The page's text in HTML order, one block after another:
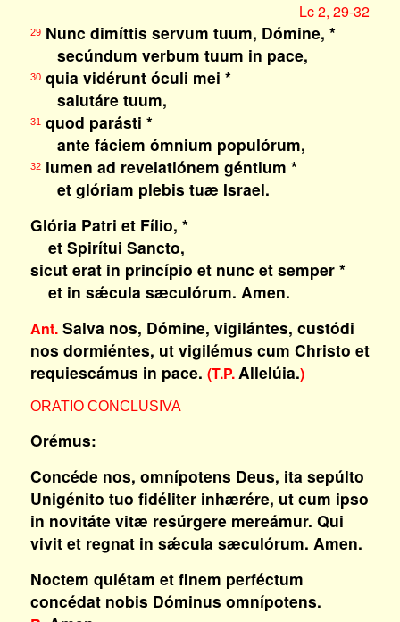
Lc 2, 29-32
29Nunc dimíttis servum tuum, Dómine, *
secúndum verbum tuum in pace,
30quia vidérunt óculi mei *
salutáre tuum,
31quod parásti *
ante fáciem ómnium populórum,
32lumen ad revelatiónem géntium *
et glóriam plebis tuæ Israel.
Glória Patri et Fílio, *
et Spirítui Sancto,
sicut erat in princípio et nunc et semper *
et in sǽcula sæculórum. Amen.
Ant.Salva nos, Dómine, vigilántes, custódi
nos dormiéntes, ut vigilémus cum Christo et
requiescámus in pace. (T.P.Allelúia.)
ORATIO CONCLUSIVA
Orémus:
Concéde nos, omnípotens Deus, ita sepúlto
Unigénito tuo fidéliter inhærére, ut cum ipso
in novitáte vitæ resúrgere mereámur. Qui
vivit et regnat in sǽcula sæculórum. Amen.
Noctem quiétam et finem perféctum
concédat nobis Dóminus omnípotens.